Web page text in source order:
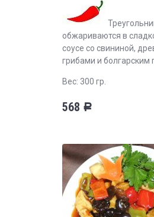
обжариваются в
соусе со свининой,
грибами и болгарским
Вес: 300 гр.
568 Р